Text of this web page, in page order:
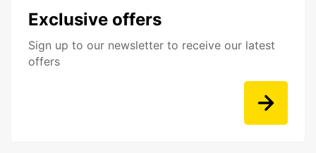
Exclusive offers
Sign up to our newsletter to receive our latest
offers